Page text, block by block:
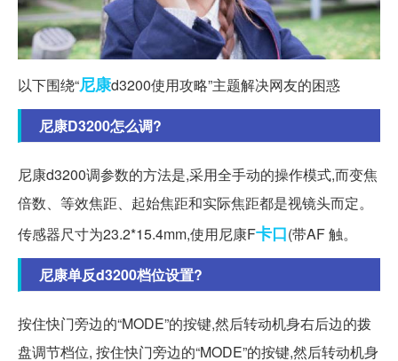
以下围绕“尼康d3200使用攻略”主题解决网友的困惑
尼康D3200怎么调?
尼康d3200调参数的方法是,采用全手动的操作模式,而变焦
倍数、等效焦距、起始焦距和实际焦距都是视镜头而定。
传感器尺寸为23.2*15.4mm,使用尼康F卡口(带AF 触。
尼康单反d3200档位设置?
按住快门旁边的“MODE”的按键,然后转动机身右后边的拨
盘调节档位, 按住快门旁边的“MODE”的按键,然后转动机身